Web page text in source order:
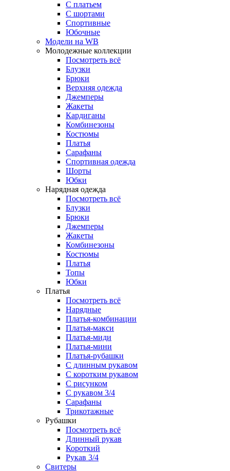
С платьем
С шортами
Спортивные
Юбочные
Модели на WB
Молодежные коллекции
Посмотреть всё
Блузки
Брюки
Верхняя одежда
Джемперы
Жакеты
Кардиганы
Комбинезоны
Костюмы
Платья
Сарафаны
Спортивная одежда
Шорты
Юбки
Нарядная одежда
Посмотреть всё
Блузки
Брюки
Джемперы
Жакеты
Комбинезоны
Костюмы
Платья
Топы
Юбки
Платья
Посмотреть всё
Нарядные
Платья-комбинации
Платья-макси
Платья-миди
Платья-мини
Платья-рубашки
С длинным рукавом
С коротким рукавом
С рисунком
С рукавом 3/4
Сарафаны
Трикотажные
Рубашки
Посмотреть всё
Длинный рукав
Короткий
Рукав 3/4
Свитеры